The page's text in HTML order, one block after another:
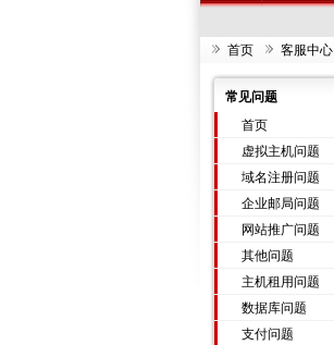
首页 客服中心
常见问题
首页
虚拟主机问题
域名注册问题
企业邮局问题
网站推广问题
其他问题
主机租用问题
数据库问题
支付问题